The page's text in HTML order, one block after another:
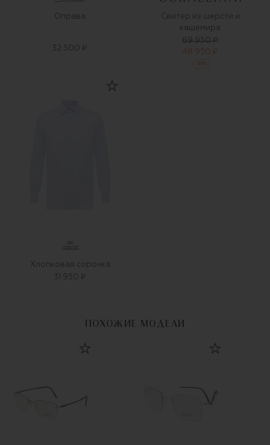
Оправа
32 500 ₽
Свитер из шерсти и
кашемира
69 950 ₽
48 950 ₽
%
Хлопковая сорочка
31 950 ₽
ПОХОЖИЕ МОДЕЛИ